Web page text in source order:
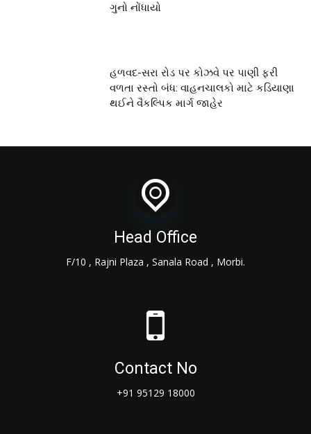
ગુનો નોંધાયો
હળવદ-સરા રોડ પર કોઝવે પર પાણી ફરી
વળતા રસ્તો બંધ: વાહનચાલકો માટે કડિયાણા
થઈને વૈકલ્પિક માર્ગ જાહેર
Head Office
F/10 , Rajni Plaza , Sanala Road , Morbi.
Contact No
+91 95129 18000